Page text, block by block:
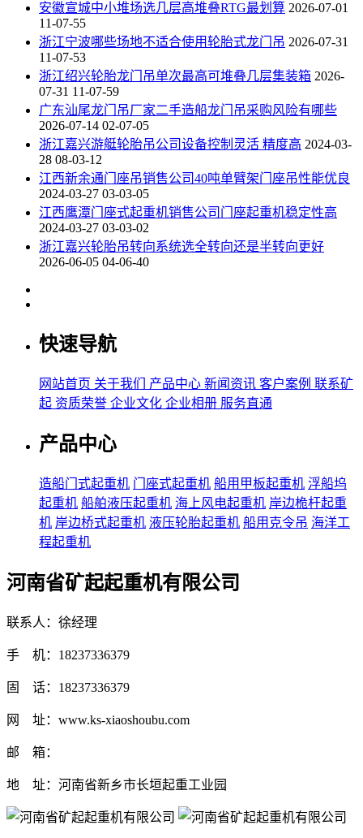
安徽宣城中小堆场选几层高堆叠RTG最划算 2026-07-01
11-07-55
浙江宁波哪些场地不适合使用轮胎式龙门吊 2026-07-31
11-07-53
浙江绍兴轮胎龙门吊单次最高可堆叠几层集装箱 2026-
07-31 11-07-59
广东汕尾龙门吊厂家二手造船龙门吊采购风险有哪些
2026-07-14 02-07-05
浙江嘉兴游艇轮胎吊公司设备控制灵活 精度高 2024-03-
28 08-03-12
江西新余通门座吊销售公司40吨单臂架门座吊性能优良
2024-03-27 03-03-05
江西鹰潭门座式起重机销售公司门座起重机稳定性高
2024-03-27 03-03-02
浙江嘉兴轮胎吊转向系统选全转向还是半转向更好
2026-06-05 04-06-40
快速导航
网站首页 关于我们 产品中心 新闻资讯 客户案例 联系矿
起 资质荣誉 企业文化 企业相册 服务直通
产品中心
造船门式起重机 门座式起重机 船用甲板起重机 浮船坞
起重机 船舶液压起重机 海上风电起重机 岸边桅杆起重
机 岸边桥式起重机 液压轮胎起重机 船用克令吊 海洋工
程起重机
河南省矿起起重机有限公司
联系人：徐经理
手 机：18237336379
固 话：18237336379
网 址：www.ks-xiaoshoubu.com
邮 箱：
地 址：河南省新乡市长垣起重工业园